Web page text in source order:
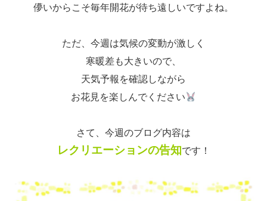
儚いからこそ毎年開花が待ち遠しいですよね。
ただ、今週は気候の変動が激しく
寒暖差も大きいので、
天気予報を確認しながら
お花見を楽しんでください
さて、今週のブログ内容は
レクリエーションの告知です！